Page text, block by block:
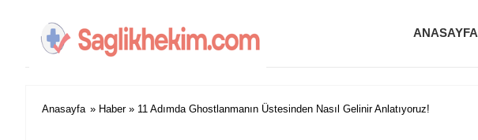
ANASAYFA
Anasayfa » Haber» 11 Adımda Ghostlanmanın Üstesinden Nasıl Gelinir Anlatıyoruz!